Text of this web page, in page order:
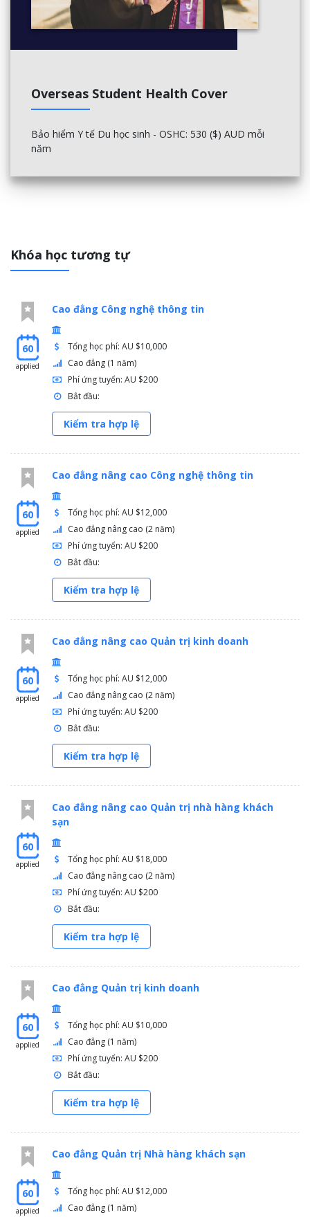
Overseas Student Health Cover
Bảo hiểm Y tế Du học sinh - OSHC: 530 ($) AUD mỗi
năm
Khóa học tương tự
60
applied
Cao đẳng Công nghệ thông tin
Tổng học phí: AU $10,000
Cao đẳng (1 năm)
Phí ứng tuyển: AU $200
Bắt đầu:
Kiểm tra hợp lệ
60
applied
Cao đẳng nâng cao Công nghệ thông tin
Tổng học phí: AU $12,000
Cao đẳng nâng cao (2 năm)
Phí ứng tuyển: AU $200
Bắt đầu:
Kiểm tra hợp lệ
60
applied
Cao đẳng nâng cao Quản trị kinh doanh
Tổng học phí: AU $12,000
Cao đẳng nâng cao (2 năm)
Phí ứng tuyển: AU $200
Bắt đầu:
Kiểm tra hợp lệ
60
applied
Cao đẳng nâng cao Quản trị nhà hàng khách
sạn
Tổng học phí: AU $18,000
Cao đẳng nâng cao (2 năm)
Phí ứng tuyển: AU $200
Bắt đầu:
Kiểm tra hợp lệ
60
applied
Cao đẳng Quản trị kinh doanh
Tổng học phí: AU $10,000
Cao đẳng (1 năm)
Phí ứng tuyển: AU $200
Bắt đầu:
Kiểm tra hợp lệ
60
applied
Cao đẳng Quản trị Nhà hàng khách sạn
Tổng học phí: AU $12,000
Cao đẳng (1 năm)